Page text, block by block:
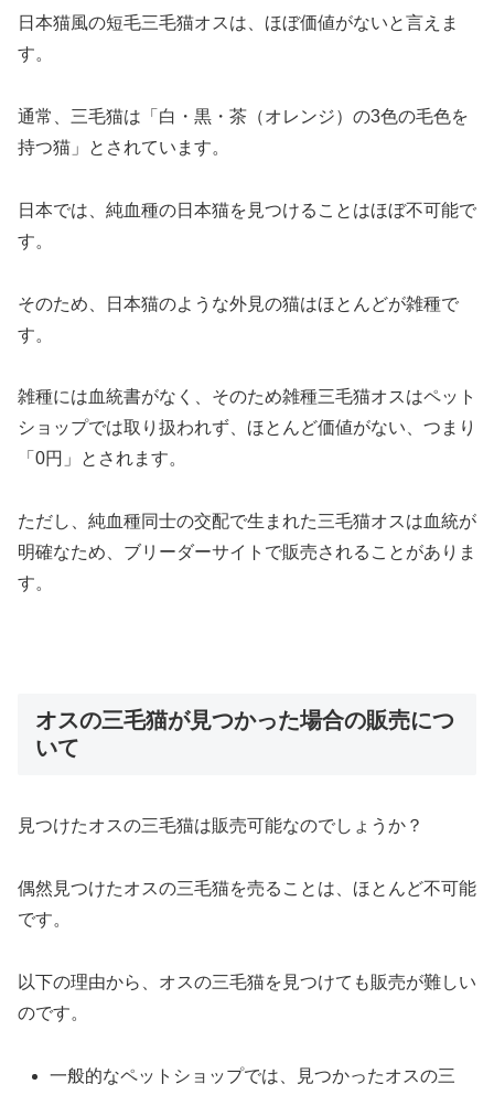
日本猫風の短毛三毛猫オスは、ほぼ価値がないと言えま
す。
通常、三毛猫は「白・黒・茶（オレンジ）の3色の毛色を
持つ猫」とされています。
日本では、純血種の日本猫を見つけることはほぼ不可能で
す。
そのため、日本猫のような外見の猫はほとんどが雑種で
す。
雑種には血統書がなく、そのため雑種三毛猫オスはペット
ショップでは取り扱われず、ほとんど価値がない、つまり
「0円」とされます。
ただし、純血種同士の交配で生まれた三毛猫オスは血統が
明確なため、ブリーダーサイトで販売されることがありま
す。
オスの三毛猫が見つかった場合の販売につ
いて
見つけたオスの三毛猫は販売可能なのでしょうか？
偶然見つけたオスの三毛猫を売ることは、ほとんど不可能
です。
以下の理由から、オスの三毛猫を見つけても販売が難しい
のです。
一般的なペットショップでは、見つかったオスの三